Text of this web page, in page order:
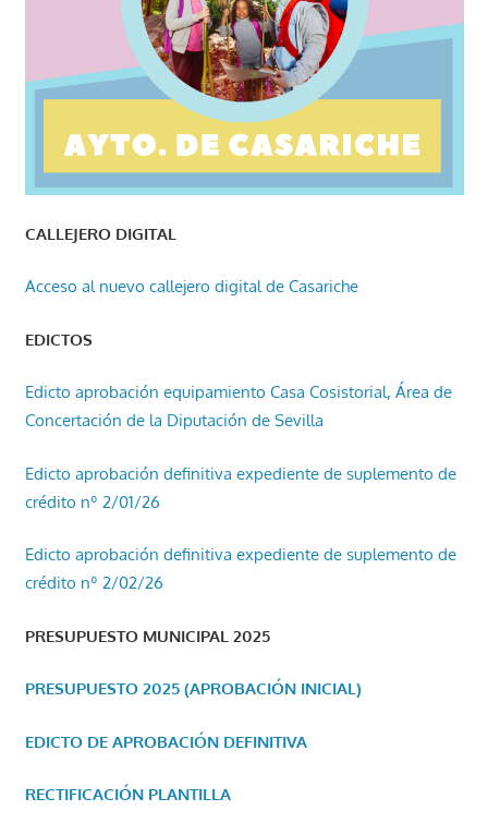
CALLEJERO DIGITAL
Acceso al nuevo callejero digital de Casariche
EDICTOS
Edicto aprobación equipamiento Casa Cosistorial, Área de
Concertación de la Diputación de Sevilla
Edicto aprobación definitiva expediente de suplemento de
crédito nº 2/01/26
Edicto aprobación definitiva expediente de suplemento de
crédito nº 2/02/26
PRESUPUESTO MUNICIPAL 2025
PRESUPUESTO 2025 (APROBACIÓN INICIAL)
EDICTO DE APROBACIÓN DEFINITIVA
RECTIFICACIÓN PLANTILLA